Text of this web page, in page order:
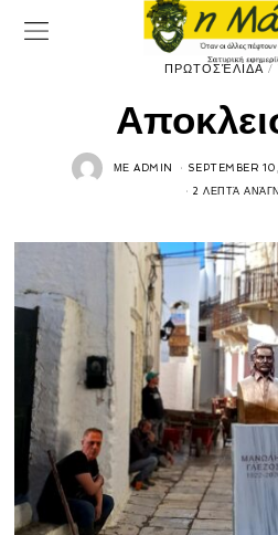
ΠΡΩΤΟΣΈΛΙΔΑ /
ΜΕADMIN SEPTEMBER
2 ΛΕΠΤΆ